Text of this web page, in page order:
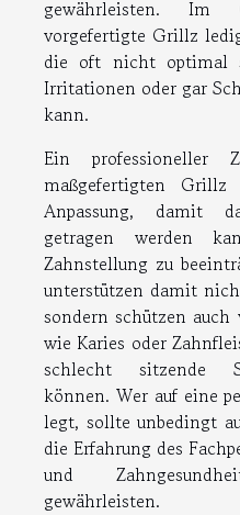
gewährleisten. Im
vorgefertigte Grillz
die oft nicht optimal
Irritationen oder gar
kann.
Ein professioneller
maßgefertigten
Anpassung, damit
getragen werden
Zahnstellung zu
unterstützen damit
sondern schützen
wie Karies oder
schlecht sitzende
können. Wer auf eine
legt, sollte unbedingt
die Erfahrung des
und
gewährleisten.